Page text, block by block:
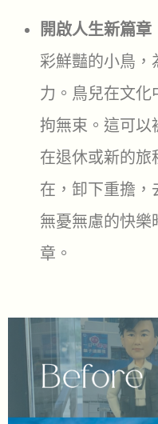
開啟人生新篇章
彩鮮豔的小鳥，
力。鳥兒在文化
拘無束。這可以
在退休或新的旅
在，卸下重擔，
無憂無慮的快樂
章。